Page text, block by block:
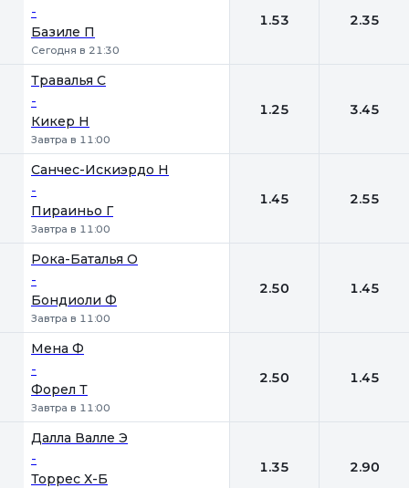
-
Базиле П
Сегодня в 21:30
1.53 2.35
Травалья С
-
Кикер Н
Завтра в 11:00
1.25 3.45
Санчес-Искиэрдо Н
-
Пираиньо Г
Завтра в 11:00
1.45 2.55
Рока-Баталья О
-
Бондиоли Ф
Завтра в 11:00
2.50 1.45
Мена Ф
-
Форел Т
Завтра в 11:00
2.50 1.45
Далла Валле Э
-
Торрес Х-Б
1.35 2.90